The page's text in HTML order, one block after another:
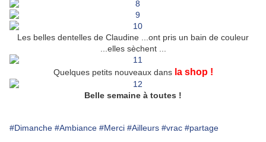
Les belles dentelles de Claudine ...ont pris un bain de couleur
...elles sèchent ...
Quelques petits nouveaux dans la shop !
Belle semaine à toutes !
#Dimanche #Ambiance #Merci #Ailleurs #vrac #partage